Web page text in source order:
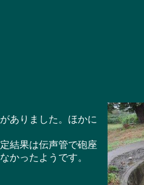
ありました。ほかに
結果は伝声管で砲座
かったようです。